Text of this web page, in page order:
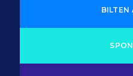
BILTEN